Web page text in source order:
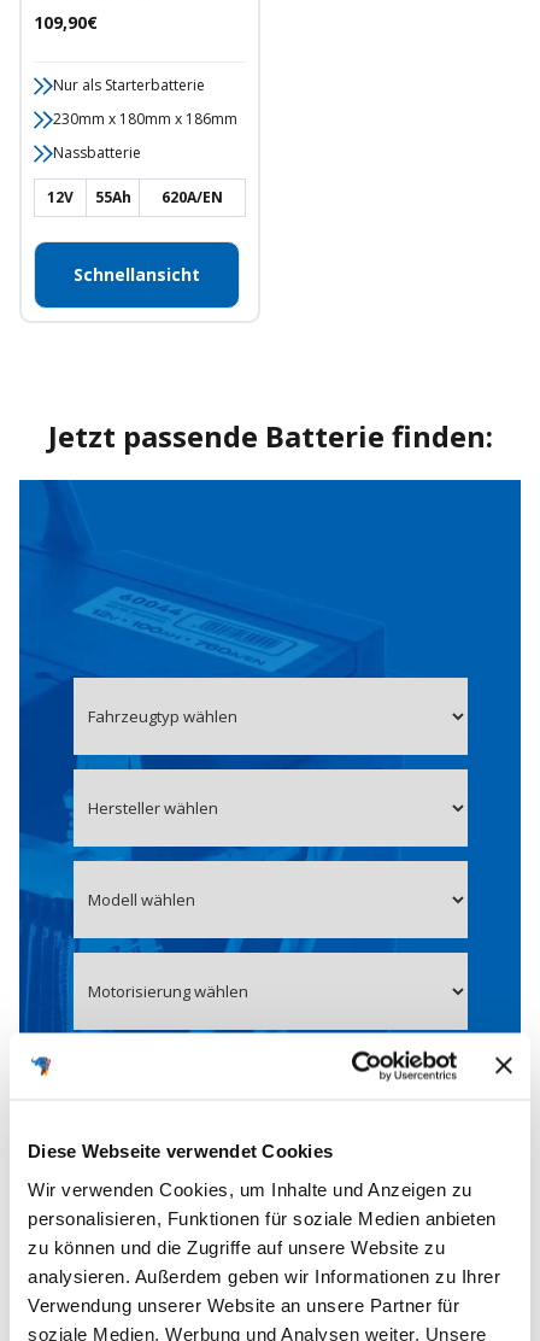
Diese Webseite verwendet Cookies
Wir verwenden Cookies, um Inhalte und Anzeigen zu
personalisieren, Funktionen für soziale Medien anbieten
zu können und die Zugriffe auf unsere Website zu
analysieren. Außerdem geben wir Informationen zu Ihrer
Verwendung unserer Website an unsere Partner für
soziale Medien, Werbung und Analysen weiter. Unsere
Angebotspreis
109,90€
Nur als Starterbatterie
230mm x 180mm x 186mm
Nassbatterie
12V 55Ah 620A/EN
Schnellansicht
Jetzt passende Batterie finden: